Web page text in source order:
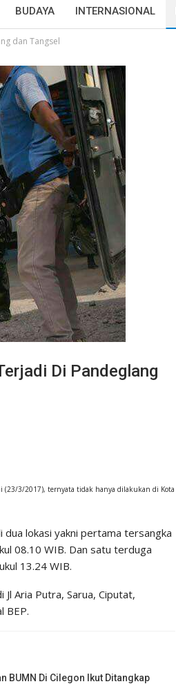
BUDAYA INTERNASIONAL
dan Tangsel
Di Pandeglang
(23/3/2017), ternyata tidak hanya dilakukan di Kota
lokasi yakni pertama tersangka
08.10 WIB. Dan satu terduga
13.24 WIB.
Aria Putra, Sarua, Ciputat,
BEP.
BUMN Di Cilegon Ikut Ditangkap